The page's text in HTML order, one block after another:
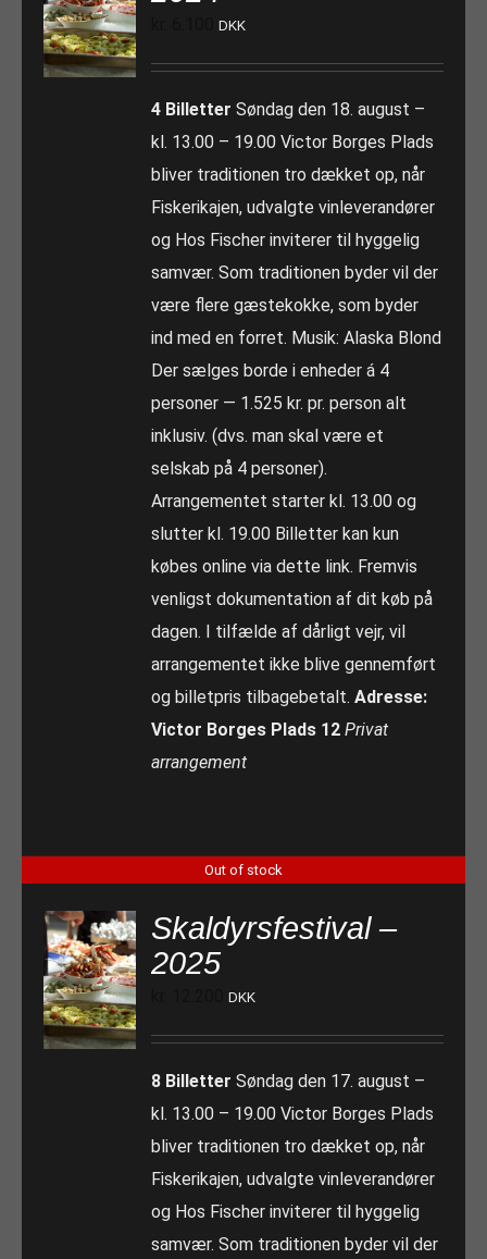
DKK
4 Billetter Søndag den 18. august –
kl. 13.00 – 19.00 Victor Borges Plads
bliver traditionen tro dækket op, når
Fiskerikajen, udvalgte vinleverandører
og Hos Fischer inviterer til hyggelig
samvær. Som traditionen byder vil der
være flere gæstekokke, som byder
ind med en forret. Musik: Alaska Blond
Der sælges borde i enheder á 4
personer — 1.525 kr. pr. person alt
inklusiv. (dvs. man skal være et
selskab på 4 personer).
Arrangementet starter kl. 13.00 og
slutter kl. 19.00 Billetter kan kun
købes online via dette link. Fremvis
venligst dokumentation af dit køb på
dagen. I tilfælde af dårligt vejr, vil
arrangementet ikke blive gennemført
og billetpris tilbagebetalt.Adresse:
Victor Borges Plads 12 Privat
arrangement
Out of stock
Skaldyrsfestival –
2025
DKK
8 Billetter Søndag den 17. august –
kl. 13.00 – 19.00 Victor Borges Plads
bliver traditionen tro dækket op, når
Fiskerikajen, udvalgte vinleverandører
og Hos Fischer inviterer til hyggelig
samvær. Som traditionen byder vil der